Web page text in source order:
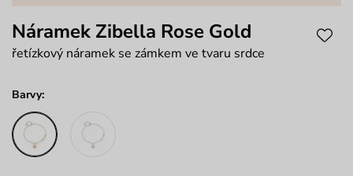
Náramek Zibella Rose Gold
řetízkový náramek se zámkem ve tvaru srdce
Barvy: